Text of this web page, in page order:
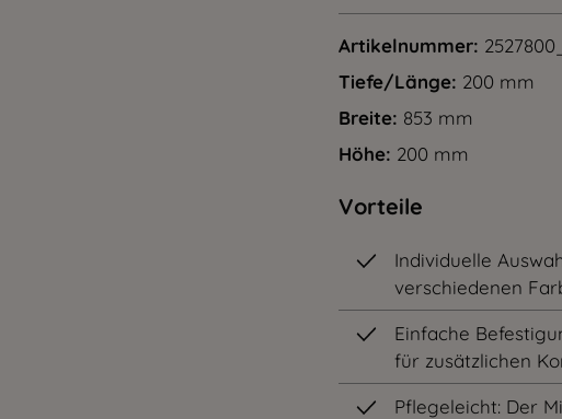
Artikelnummer:
Tiefe/Länge: 200 mm
Breite: 853 mm
Höhe: 200 mm
Vorteile
Individuelle
verschiedenen
Einfache
für zusätzlichen
Pflegeleicht: Der